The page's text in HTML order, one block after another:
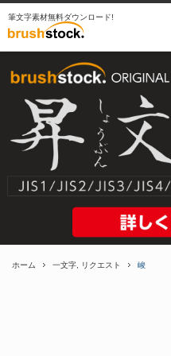
筆文字素材無料ダウンロード!
ホーム 一文字, リクエスト 峻